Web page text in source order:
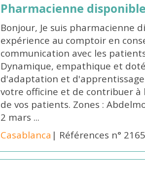
Pharmacienne
Bonjour, Je suis pharmacienne
expérience au comptoir en
communication avec les
Dynamique, empathique et
d'adaptation et
votre officine et de contribuer
de vos patients. Zones :
2 mars ...
Casablanca | Références n°